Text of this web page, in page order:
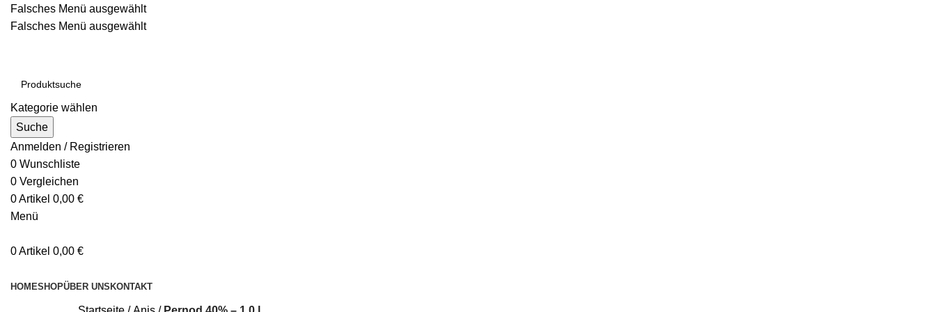
Falsches Menü ausgewählt
Falsches Menü ausgewählt
Kategorie wählen
Suche
Anmelden / Registrieren
0 Wunschliste
0 Vergleichen
0Artikel 0,00 €
Menü
0Artikel 0,00 €
HOMESHOPÜBER UNS KONTAKT